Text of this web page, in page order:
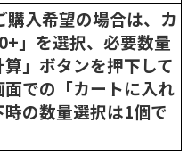
入希望の場合は、カ
」を選択、必要数量
」ボタンを押下して
面での「カートに入れ
の数量選択は1個で